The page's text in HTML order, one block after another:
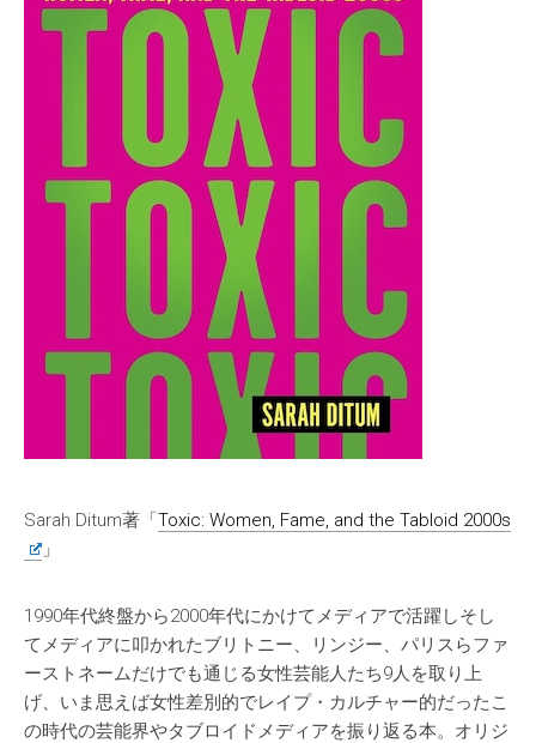
Sarah Ditum著「Toxic: Women, Fame, and the Tabloid 2000s
」
1990年代終盤から2000年代にかけてメディアで活躍しそし
てメディアに叩かれたブリトニー、リンジー、パリスらファ
ーストネームだけでも通じる女性芸能人たち9人を取り上
げ、いま思えば女性差別的でレイプ・カルチャー的だったこ
の時代の芸能界やタブロイドメディアを振り返る本。オリジ